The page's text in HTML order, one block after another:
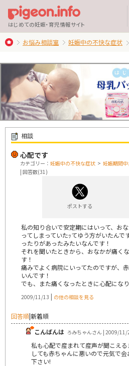
はじめての妊娠・育児情報サイト
お悩み相談室 妊娠中の不快な症状
相談
心配です
カテゴリー： 妊娠中の不快な症状 > 妊娠期間
| 回答数(31)
ポストする
私の知り合いで安定期にはいって、お
ってしまっていたｯてゆう方がいたん
ったりがあったみたいなんです！
それを聞いたときから、おなかが痛く
す！
痛みでよく病院にいってたのですが、
いんです！
でも、また痛くなったときに心配にな
2009/11/13 | の他の相談を見る
回答順|新着順
こんばんは ろみちゃんさん | 2009/11/
私も心配で産まれて産声が聞こえ
しても赤ちゃんに悪いので元気で
下さい!